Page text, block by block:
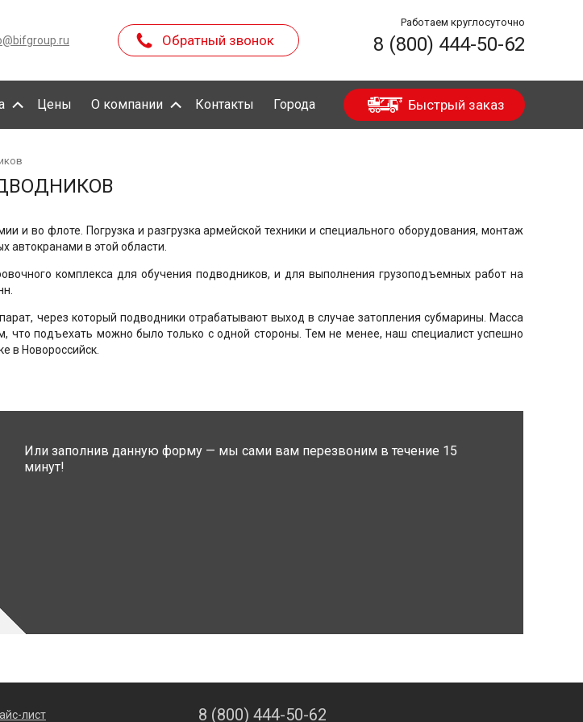
Обратный звонок
Работаем круглосуточно
8 (800) 444-50-62
Цены О компании Контакты Города Быстрый заказ
и во флоте. Погрузка и разгрузка армейской техники и специального оборудования, монтаж
автокранами в этой области.
комплекса для обучения подводников, и для выполнения грузоподъемных работ на
через который подводники отрабатывают выход в случае затопления субмарины. Масса
что подъехать можно было только с одной стороны. Тем не менее, наш специалист успешно
в Новороссийск.
Или заполнив данную форму — мы сами вам перезвоним в течение 15
минут!
лист 8 (800) 444-50-62